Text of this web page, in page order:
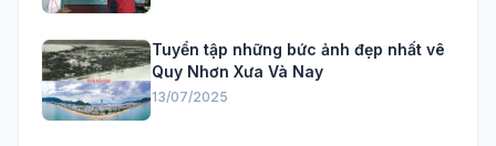
Tuyển tập những bức ảnh đẹp nhất vê
Quy Nhơn Xưa Và Nay
13/07/2025